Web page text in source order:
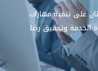
على تنمية مهارات
الخدمة وتحقيق رضا